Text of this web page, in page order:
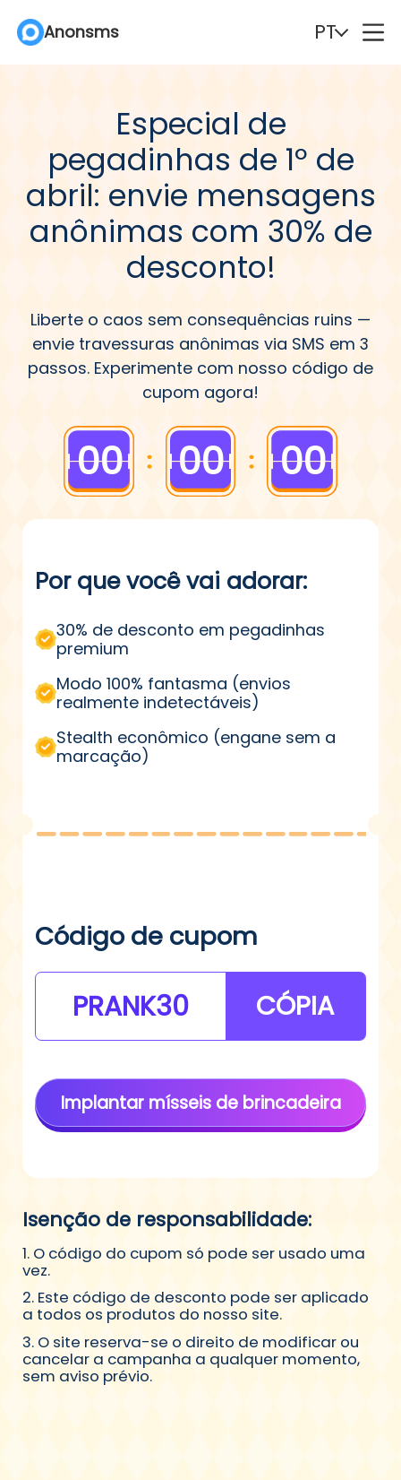
Anonsms PT
Português
Italiano English (Philippines)
Português (Brasil) Русский
Nederlands
Türkçe Polski
Svenska Norsk
Čeština Dansk
Suomi
Especial de
pegadinhas de 1º de
abril: envie mensagens
anônimas com 30% de
desconto!
Liberte o caos sem consequências ruins —
envie travessuras anônimas via SMS em 3
passos. Experimente com nosso código de
cupom agora!
00 00 00
Código de cupom
PRANK30 CÓPIA
Implantar mísseis de brincadeira
Por que você vai adorar:
30% de desconto em pegadinhas
premium
Modo 100% fantasma (envios
realmente indetectáveis)
Stealth econômico (engane sem a
marcação)
Isenção de responsabilidade:
1. O código do cupom só pode ser usado uma
vez.
2. Este código de desconto pode ser aplicado
a todos os produtos do nosso site.
3. O site reserva-se o direito de modificar ou
cancelar a campanha a qualquer momento,
sem aviso prévio.
Anonsms PT
Português
Italiano English (Philippines)
Português (Brasil) Русский
Nederlands
Türkçe Polski
Svenska Norsk
Čeština Dansk
Suomi
Anonsms PT
Português
Italiano English (Philippines)
Português (Brasil) Русский
Nederlands
Türkçe Polski
Svenska Norsk
Čeština Dansk
Suomi